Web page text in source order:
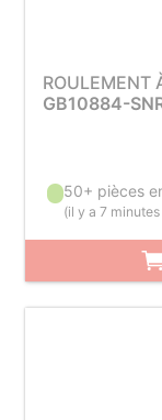
ROULEMENT
GB10884-
50+ pièces
(il y a 7 minutes